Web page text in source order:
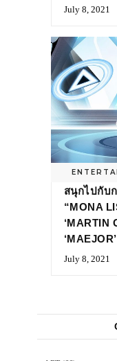
July 8, 2021
สนุกไปกับ
“MONA
‘MARTIN
July 8, 2021